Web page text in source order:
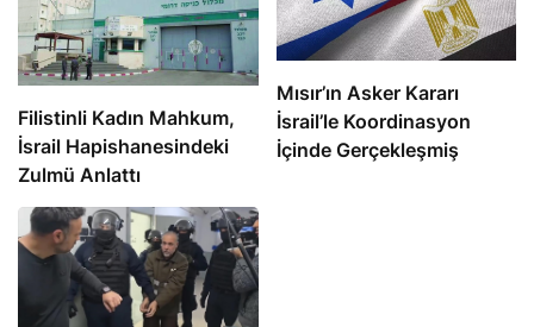
Filistinli Kadın Mahkum,
İsrail Hapishanesindeki
Zulmü Anlattı
Mısır’ın Asker Kararı
İsrail’le Koordinasyon
İçinde Gerçekleşmiş